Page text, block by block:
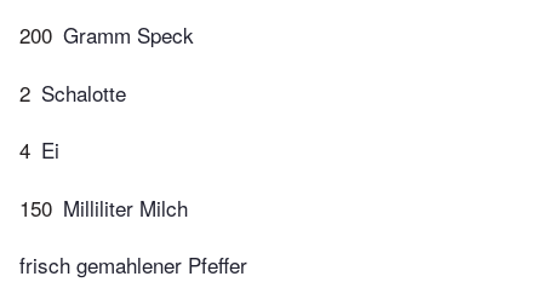
200 Gramm Speck
2 Schalotte
4 Ei
150 Milliliter Milch
frisch gemahlener Pfeffer